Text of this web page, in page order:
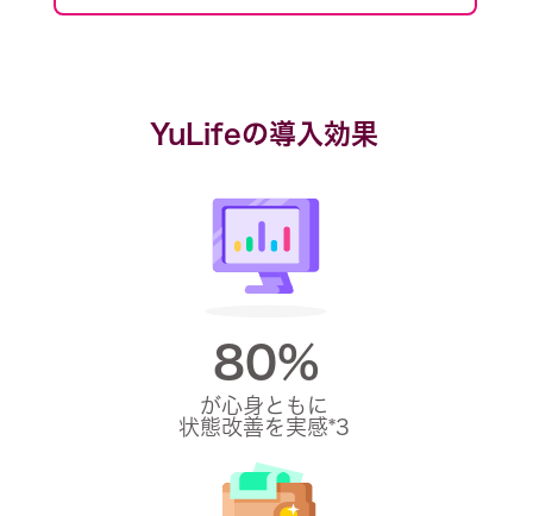
YuLifeの導入効果
80%
が心身ともに
状態改善を実感*3